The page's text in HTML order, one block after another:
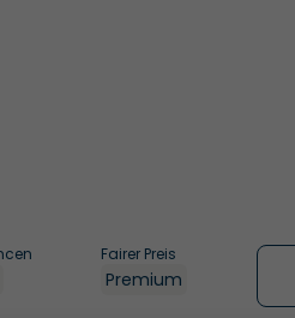
Fairer Preis
Premium